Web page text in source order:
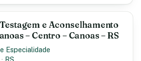
e Aconselhamento
– Centro – Canoas – RS
Especialidade
· RS